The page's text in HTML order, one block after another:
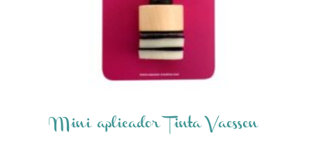
Mini aplicador Tinta Vaessen